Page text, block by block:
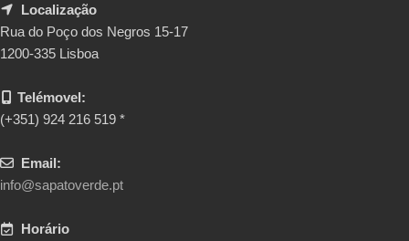
Localização
Rua do Poço dos Negros 15-17
1200-335 Lisboa
Telémovel:
(+351) 924 216 519 *
Email:
info@sapatoverde.pt
Horário